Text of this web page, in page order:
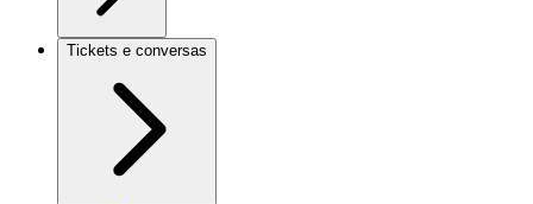
Tickets e conversas